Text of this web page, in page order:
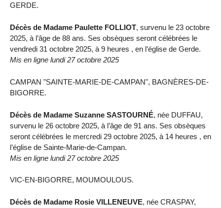
GERDE.
Décès de Madame Paulette FOLLIOT, survenu le 23 octobre
2025, à l’âge de 88 ans. Ses obsèques seront célébrées le
vendredi 31 octobre 2025, à 9 heures , en l’église de Gerde.
Mis en ligne lundi 27 octobre 2025
CAMPAN "SAINTE-MARIE-DE-CAMPAN", BAGNÈRES-DE-
BIGORRE.
Décès de Madame Suzanne SASTOURNÉ, née DUFFAU,
survenu le 26 octobre 2025, à l’âge de 91 ans. Ses obsèques
seront célébrées le mercredi 29 octobre 2025, à 14 heures , en
l’église de Sainte-Marie-de-Campan.
Mis en ligne lundi 27 octobre 2025
VIC-EN-BIGORRE, MOUMOULOUS.
Décès de Madame Rosie VILLENEUVE, née CRASPAY,